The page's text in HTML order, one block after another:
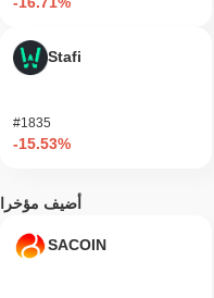
Stafi
#1835
-15.53%
أضيف مؤخرا
SACOIN